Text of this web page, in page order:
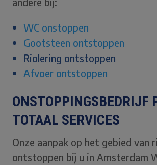
WC onstoppen
Gootsteen ontstoppen
Riolering ontstoppen
Afvoer ontstoppen
ONSTOPPINGSBEDRIJF
TOTAAL SERVICES
Onze aanpak op het gebied van
ontstoppen bij u in Amsterdam